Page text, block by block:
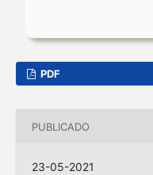
PDF
PUBLICADO
23-05-2021